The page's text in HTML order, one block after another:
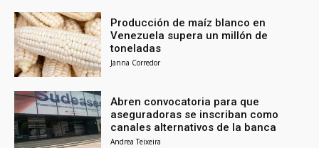
Producción de maíz blanco en
Venezuela supera un millón de
toneladas
Janna Corredor
Abren convocatoria para que
aseguradoras se inscriban como
canales alternativos de la banca
Andrea Teixeira